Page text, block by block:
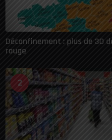
Déconfinement : plus de 30
rouge
2